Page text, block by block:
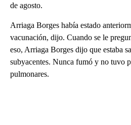
de agosto.
Arriaga Borges había estado
vacunación, dijo. Cuando se le
eso, Arriaga Borges dijo que estaba
subyacentes. Nunca fumó y no tuvo
pulmonares.